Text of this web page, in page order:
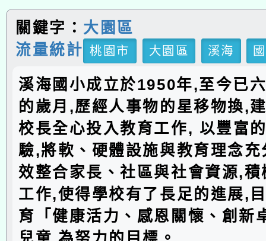
關鍵字： 大園區
流量統計 桃園市 大園區 溪海
溪海國小成立於1950年,至今已
的歲月,歷經人事物的星移物換,
校長全心投入教育工作, 以豐富
驗,將軟、硬體設施與教育理念
效整合家長、社區與社會資源,
工作,使得學校有了長足的進展,
育「健康活力、感恩關懷、創新